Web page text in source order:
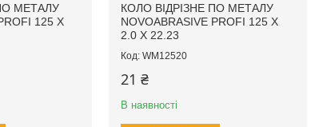
МЕТАЛУ
125 X
КОЛО ВІДРІЗНЕ ПО МЕТАЛУ
NOVOABRASIVE PROFI 125 X
2.0 X 22.23
WM12520
21 ₴
В наявності